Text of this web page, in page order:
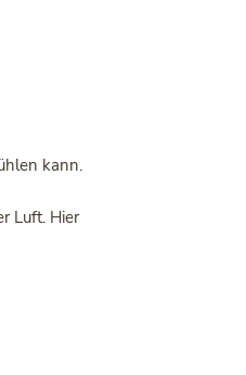
kann.
Luft. Hier